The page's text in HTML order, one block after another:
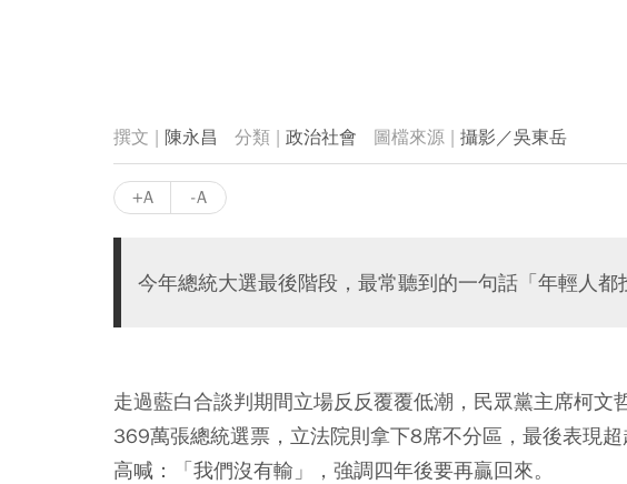
陳永昌 政治社會 攝影／吳東岳
+A -A
今年總統大選最後階段，最常聽到的一句話「年輕人都
走過藍白合談判期間立場反反覆覆低潮，民眾黨主席柯
369萬張總統選票，立法院則拿下8席不分區，最後表現
高喊：「我們沒有輸」，強調四年後要再贏回來。